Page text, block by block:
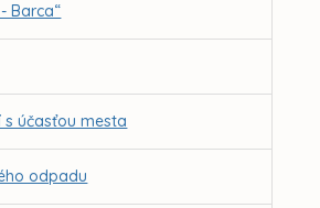
Barca“
účasťou mesta
odpadu